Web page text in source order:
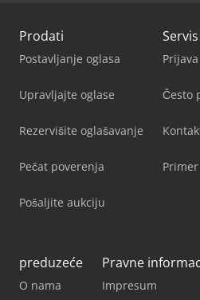
Prodati
Postavljanje oglasa
Upravljajte oglase
Rezervišite oglašavanje
Pečat poverenja
Pošaljite aukciju
Prijava
Često
preduzeće
O nama
Pravne
Impresum